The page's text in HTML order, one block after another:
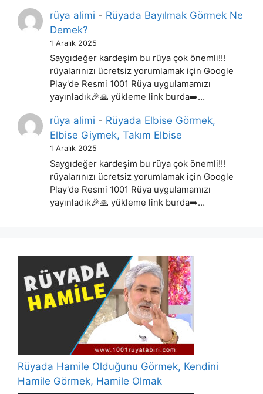
rüya alimi - Rüyada Bayılmak Görmek Ne
Demek?
1 Aralık 2025
Saygıdeğer kardeşim bu rüya çok önemli!!!
rüyalarınızı ücretsiz yorumlamak için Google
Play'de Resmi 1001 Rüya uygulamamızı
yayınladık🎉🙏 yükleme link burda➡️…
rüya alimi - Rüyada Elbise Görmek,
Elbise Giymek, Takım Elbise
1 Aralık 2025
Saygıdeğer kardeşim bu rüya çok önemli!!!
rüyalarınızı ücretsiz yorumlamak için Google
Play'de Resmi 1001 Rüya uygulamamızı
yayınladık🎉🙏 yükleme link burda➡️…
Rüyada Hamile Olduğunu Görmek, Kendini
Hamile Görmek, Hamile Olmak